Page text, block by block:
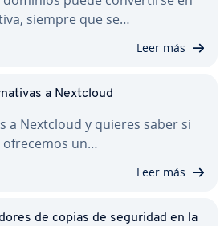
siempre que se…
Leer más
a Nextcloud
a Nextcloud y quieres saber si
ofrecemos un…
Leer más
de copias de seguridad en la